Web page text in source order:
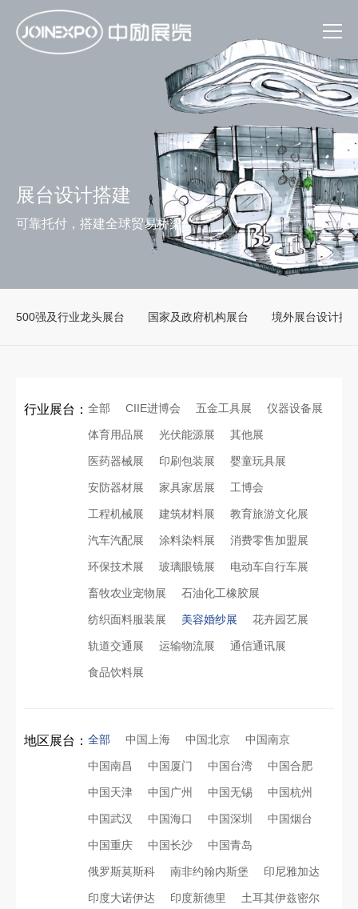
展台设计搭建
可靠托付，搭建全球贸易桥梁
500强及行业龙头展台 国家及政府机构展台 境外展台设计搭
行业展台： 全部 CIIE进博会 五金工具展 仪器设备展
体育用品展 光伏能源展 其他展
医药器械展 印刷包装展 婴童玩具展
安防器材展 家具家居展 工博会
工程机械展 建筑材料展 教育旅游文化展
汽车汽配展 涂料染料展 消费零售加盟展
环保技术展 玻璃眼镜展 电动车自行车展
畜牧农业宠物展 石油化工橡胶展
纺织面料服装展 美容婚纱展 花卉园艺展
轨道交通展 运输物流展 通信通讯展
食品饮料展
地区展台： 全部 中国上海 中国北京 中国南京
中国南昌 中国厦门 中国台湾 中国合肥
中国天津 中国广州 中国无锡 中国杭州
中国武汉 中国海口 中国深圳 中国烟台
中国重庆 中国长沙 中国青岛
俄罗斯莫斯科 南非约翰内斯堡 印尼雅加达
印度大诺伊达 印度新德里 土耳其伊兹密尔